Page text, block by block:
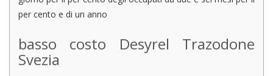
per cento e di un anno
basso costo Desyrel Trazodone
Svezia